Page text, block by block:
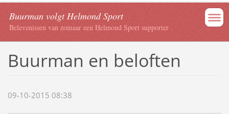
Buurman volgt Helmond Sport
Belevenissen van zomaar een Helmond Sport supporter
Buurman en beloften
09-10-2015 08:38